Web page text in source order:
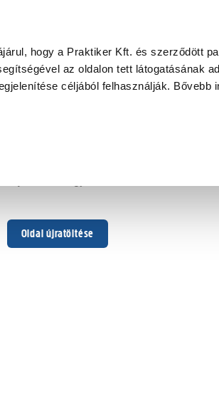
hogy a Praktiker Kft. és szerződött
az oldalon tett látogatásának
céljából felhasználják. Bővebb
Oldal újratöltése